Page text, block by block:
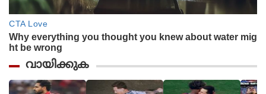
വായിക്കുക